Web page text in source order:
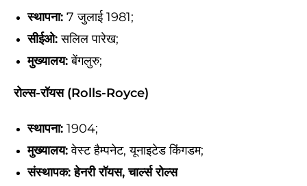
स्थापना: 7 जुलाई 1981;
सीईओ:सलिल पारेख;
मुख्यालय:बेंगलुरु;
रोल्स-रॉयस (Rolls-Royce)
स्थापना: 1904;
मुख्यालय:वेस्ट हैम्पनेट, यूनाइटेड किंगडम;
संस्थापक: हेनरी रॉयस, चार्ल्स रोल्स